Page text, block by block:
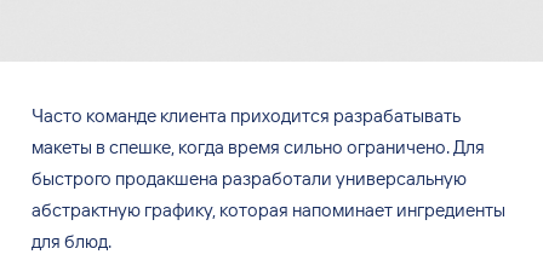
Часто команде клиента приходится разрабатывать
макеты в спешке, когда время сильно ограничено. Для
быстрого продакшена разработали универсальную
абстрактную графику, которая напоминает ингредиенты
для блюд.